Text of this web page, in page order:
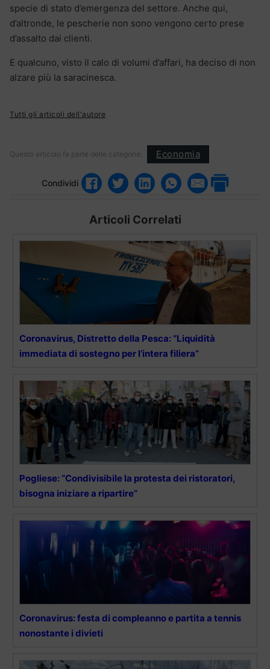
specie di stato d’emergenza del settore. Anche qui,
d’altronde, le pescherie non sono vengono certo prese
d’assalto dai clienti.
E qualcuno, visto il calo di volumi d’affari, ha deciso di non
alzare più la saracinesca.
Tutti gli articoli dell'autore
Questo articolo fa parte delle categorie: Economia
Condividi
Articoli Correlati
Coronavirus, Distretto della Pesca: “Liquidità
immediata di sostegno per l’intera filiera”
Pogliese: “Condivisibile la protesta dei ristoratori,
bisogna iniziare a ripartire”
Coronavirus: festa di compleanno e partita a tennis
nonostante i divieti